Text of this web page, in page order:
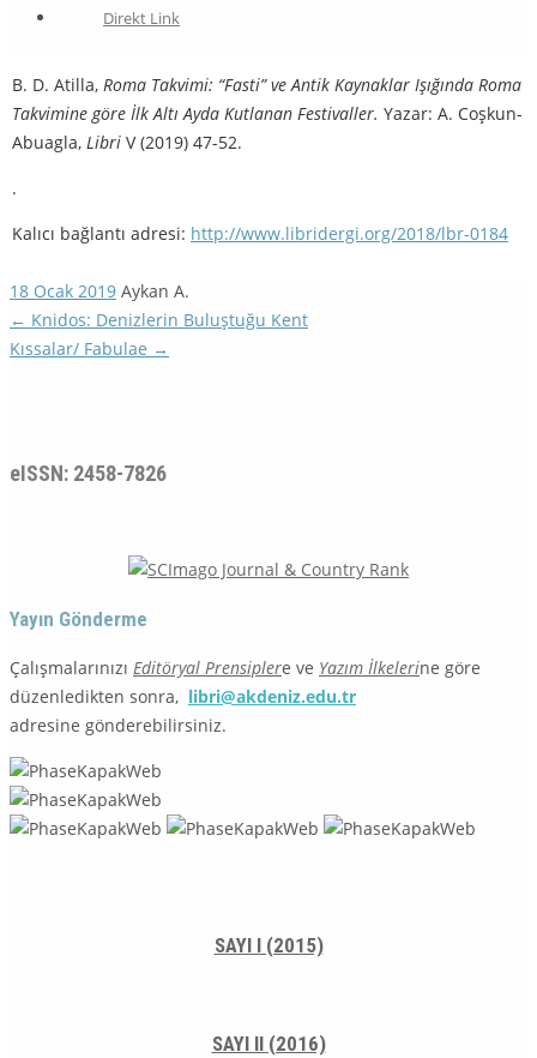
Direkt Link
B. D. Atilla, Roma Takvimi: “Fasti” ve Antik Kaynaklar Işığında Roma
Tak­vimine göre İlk Altı Ayda Kutlanan Festivaller. Yazar: A. Coşkun-
Abuagla, Libri V (2019) 47-52.
.
Kalıcı bağlantı adresi: http://www.libridergi.org/2018/lbr-0184
18 Ocak 2019 Aykan A.
← Knidos: Denizlerin Buluştuğu Kent
Kıssalar/ Fabulae →
eISSN: 2458-7826
Yayın Gönderme
Çalışmalarınızı Editöryal Prensiplere ve Yazım İlkelerine göre
düzenledikten sonra, libri@akdeniz.edu.tr
adresine gönderebilirsiniz.
SAYI I (2015)
SAYI II (2016)